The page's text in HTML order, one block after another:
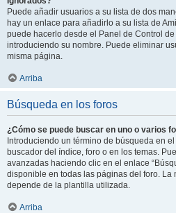
Puede añadir usuarios a su lista de dos
hay un enlace para añadirlo a su lista de
puede hacerlo desde el Panel de Control
introduciendo su nombre. Puede eliminar
misma página.
Arriba
Búsqueda en los foros
¿Cómo se puede buscar en uno o varios
Introduciendo un término de búsqueda en
buscador del índice, foro o en los temas.
avanzadas haciendo clic en el enlace
disponible en todas las páginas del foro.
depende de la plantilla utilizada.
Arriba